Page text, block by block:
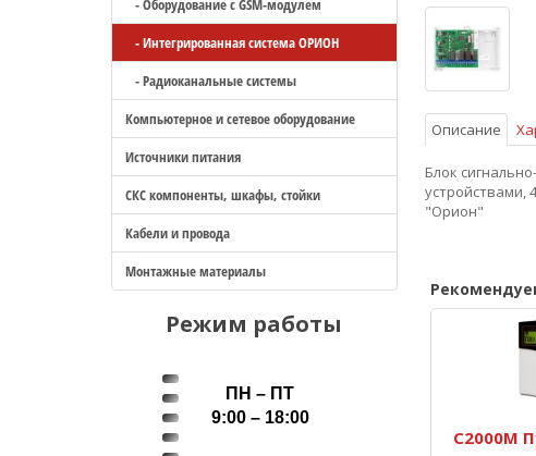
- Оборудование с GSM-модулем
- Интегрированная система ОРИОН
- Радиоканальные системы
Компьютерное и сетевое оборудование
Источники питания
СКС компоненты, шкафы, стойки
Кабели и провода
Монтажные материалы
Режим работы
ПН – ПТ
9:00 – 18:00
Описание
Блок
устройствами,
"Орион"
С2000М